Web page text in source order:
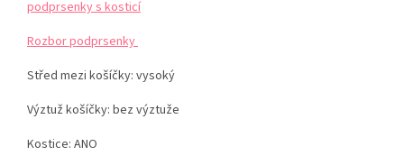
podprsenky s kosticí
Rozbor podprsenky
Střed mezi košíčky: vysoký
Výztuž košíčky: bez výztuže
Kostice: ANO